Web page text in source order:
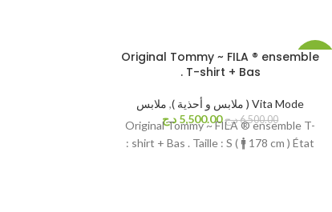
-15%
Original Tommy ~ FILA ® ensemble
T-shirt + Bas .
Vita Mode ( ملابس و أحذية ) , ملابس
6,500.00د.ج 5,500.00 د.ج
Original Tommy ~ FILA ® ensemble T-
shirt + Bas . Taille : S ( 🚹 178 cm ) État :